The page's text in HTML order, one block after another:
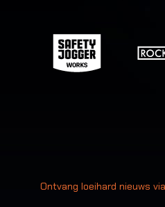
Ontvang loeihard nieuws